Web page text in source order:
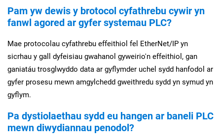
Pam yw dewis y brotocol cyfathrebu cywir yn
fanwl agored ar gyfer systemau PLC?
Mae protocolau cyfathrebu effeithiol fel EtherNet/IP yn
sicrhau y gall dyfeisiau gwahanol gyweirio'n effeithiol, gan
ganiatáu trosglwyddo data ar gyflymder uchel sydd hanfodol ar
gyfer prosesu mewn amgylchedd gweithredu sydd yn symud yn
gyflym.
Pa dystiolaethau sydd eu hangen ar baneli PLC
mewn diwydiannau penodol?